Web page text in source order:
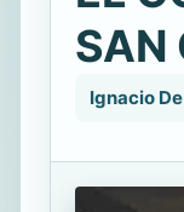
SAN
Ignacio